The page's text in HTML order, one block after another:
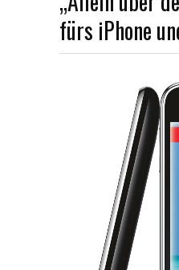
fürs iPhone